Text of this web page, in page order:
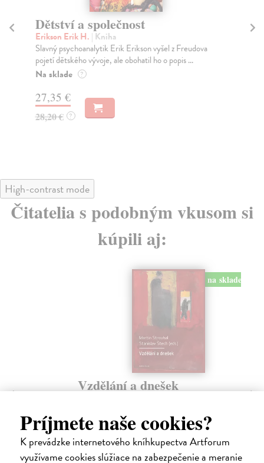
Príjmete naše cookies?
K prevádzke internetového kníhkupectva Artforum
využívame cookies slúžiace na zabezpečenie a meranie
Dětství a společnost
Erikson Erik H. | Kniha
Slavný psychoanalytik Erik Erikson vyšel z Freudova
pojetí dětského vývoje, ale obohatil ho o popis ...
Na sklade ?
27,35 €
28,20 € ?
High-contrast mode
Čitatelia s podobným vkusom si
kúpili aj:
Vzdělání a dnešek
českých a slovenských VŠ učitelů a badatelů v oblasti...
Na sklade
14,55 €